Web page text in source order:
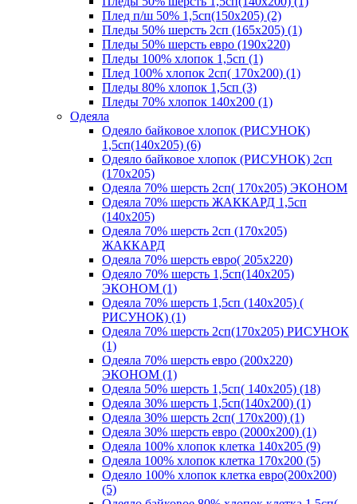
Плед п/ш 50% 1,5сп(150х205) (2)
Пледы 50% шерсть 2сп (165х205) (1)
Пледы 50% шерсть евро (190х220)
Пледы 100% хлопок 1,5сп (1)
Плед 100% хлопок 2сп( 170х200) (1)
Пледы 80% хлопок 1,5сп (3)
Пледы 70% хлопок 140х200 (1)
Одеяла
Одеяло байковое хлопок (РИСУНОК)
1,5сп(140х205) (6)
Одеяло байковое хлопок (РИСУНОК) 2сп
(170х205)
Одеяла 70% шерсть 2сп( 170х205) ЭКОНОМ
Одеяла 70% шерсть ЖАККАРД 1,5сп
(140х205)
Одеяла 70% шерсть 2сп (170х205)
ЖАККАРД
Одеяла 70% шерсть евро( 205х220)
Одеяло 70% шерсть 1,5сп(140х205)
ЭКОНОМ (1)
Одеяла 70% шерсть 1,5сп (140х205) (
РИСУНОК) (1)
Одеяла 70% шерсть 2сп(170х205) РИСУНОК
(1)
Одеяла 70% шерсть евро (200х220)
ЭКОНОМ (1)
Одеяла 50% шерсть 1,5сп( 140х205) (18)
Одеяла 30% шерсть 1,5сп(140х200) (1)
Одеяла 30% шерсть 2сп( 170х200) (1)
Одеяла 30% шерсть евро (2000х200) (1)
Одеяла 100% хлопок клетка 140х205 (9)
Одеяла 100% хлопок клетка 170х200 (5)
Одеяло 100% хлопок клетка евро(200х200)
(5)